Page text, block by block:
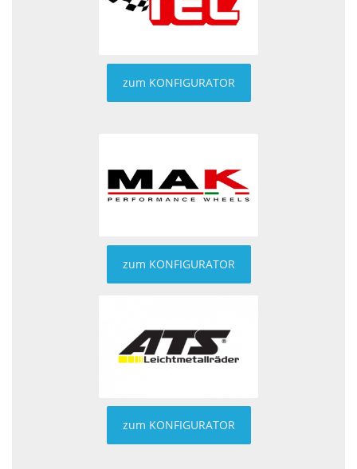
zum KONFIGURATOR
zum KONFIGURATOR
zum KONFIGURATOR